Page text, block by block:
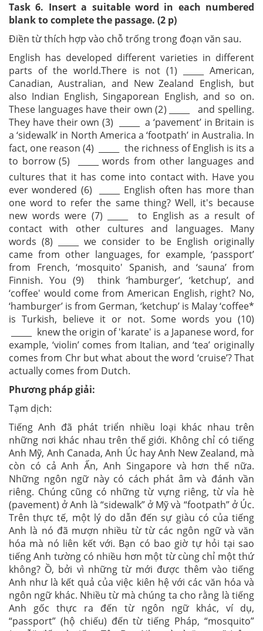
Task 6. Insert a suitable word in each numbered
blank to complete the passage. (2 p)
Điền từ thích hợp vào chỗ trống trong đoạn văn sau.
English has developed different varieties in different
parts of the world.There is not (1) _____ American,
Canadian, Australian, and New Zealand English, but
also Indian English, Singaporean English, and so on.
These languages have their own (2) _____ and spelling.
They have their own (3) _____ a ‘pavement’ in Britain is
a ‘sidewalk’ in North America a ‘footpath’ in Australia. In
fact, one reason (4) _____ the richness of English is its a
to borrow (5) _____ words from other languages and
cultures that it has come into contact with. Have you
ever wondered (6) _____ English often has more than
one word to refer the same thing? Well, it's because
new words were (7) _____ to English as a result of
contact with other cultures and languages. Many
words (8) _____ we consider to be English originally
came from other languages, for example, ‘passport’
from French, ‘mosquito' Spanish, and ‘sauna’ from
Finnish. You (9) think ‘hamburger’, ‘ketchup’, and
‘coffee' would come from American English, right? No,
‘hamburger’ is from German, ‘ketchup’ is Malay ‘coffee*
is Turkish, believe it or not. Some words you (10)
_____ knew the origin of 'karate' is a Japanese word, for
example, ‘violin’ comes from Italian, and ‘tea’ originally
comes from Chr but what about the word ‘cruise’? That
actually comes from Dutch.
Phương pháp giải:
Tạm dịch:
Tiếng Anh đã phát triển nhiều loại khác nhau trên
những nơi khác nhau trên thế giới. Không chỉ có tiếng
Anh Mỹ, Anh Canada, Anh Úc hay Anh New Zealand, mà
còn có cả Anh Ấn, Anh Singapore và hơn thế nữa.
Những ngôn ngữ này có cách phát âm và đánh vần
riêng. Chúng cũng có những từ vựng riêng, từ vỉa hè
(pavement) ở Anh là “sidewalk” ở Mỹ và “footpath” ở Úc.
Trên thực tế, một lý do dẫn đến sự giàu có của tiếng
Anh là nó đã mượn nhiều từ từ các ngôn ngữ và văn
hóa mà nó liên kết với. Bạn có bao giờ tự hỏi tại sao
tiếng Anh tường có nhiều hơn một từ cùng chỉ một thứ
không? Ồ, bởi vì những từ mới được thêm vào tiếng
Anh như là kết quả của việc kiên hệ với các văn hóa và
ngôn ngữ khác. Nhiều từ mà chúng ta cho rằng là tiếng
Anh gốc thực ra đến từ ngôn ngữ khác, ví dụ,
“passport” (hộ chiếu) đến từ tiếng Pháp, “mosquito”